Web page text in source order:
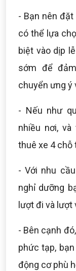
- Bạn nên
có thể lựa
biệt vào dịp
sớm để
chuyển ưng ý
- Nếu như
nhiều nơi,
thuê xe 4 chỗ
- Với nhu
nghỉ dưỡng
lượt đi và
- Bên cạnh
phức tạp,
động cơ phù